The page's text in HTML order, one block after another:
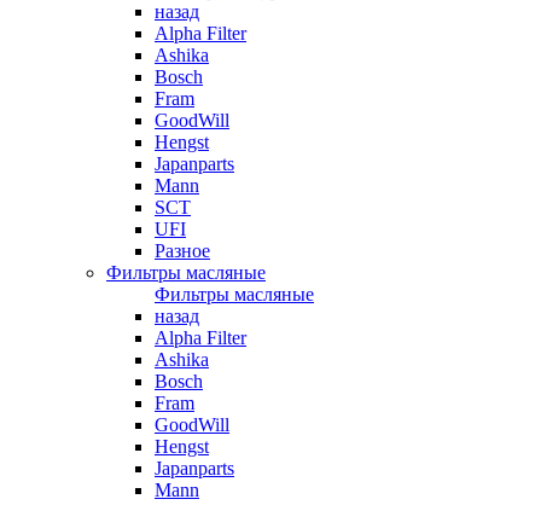
назад
Alpha Filter
Ashika
Bosch
Fram
GoodWill
Hengst
Japanparts
Mann
SCT
UFI
Разное
Фильтры масляные
Фильтры масляные
назад
Alpha Filter
Ashika
Bosch
Fram
GoodWill
Hengst
Japanparts
Mann